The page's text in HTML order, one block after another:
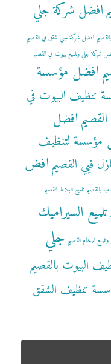
افضل شركة جلي
افضل شركة جلي شقق في القصيم
شركة جلي وتلميع بيوت في القصيم
افضل مؤسسة
تنظيف البيوت في
افضل
مؤسسة لتنظيف
فيي القصيمافض
بالقصيم تلميع البلاط القصيم
تلميع السيراميك
الرخام القصيم جلي
البيوت بالقصيم
تنظيف الشقق